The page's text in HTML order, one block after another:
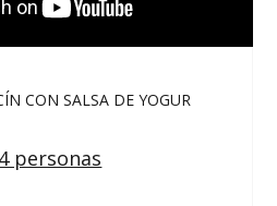
CON SALSA DE YOGUR
personas